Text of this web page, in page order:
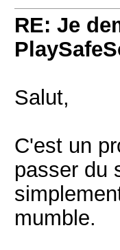
RE: Je
Salut,
C'est un
passer du
mumble.